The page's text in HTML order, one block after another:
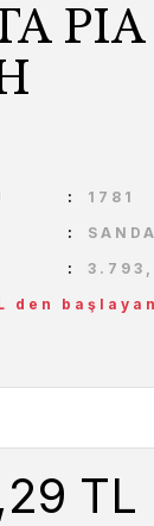
1781
den
TL